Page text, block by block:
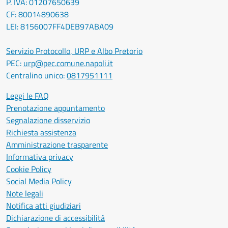
CF: 80014890638
LEI: 8156007FF4DEB97ABA09
Servizio Protocollo, URP e Albo Pretorio
PEC: urp@pec.comune.napoli.it
Centralino unico:0817951111
Leggi le FAQ
Prenotazione appuntamento
Segnalazione disservizio
Richiesta assistenza
Amministrazione trasparente
Informativa privacy
Cookie Policy
Social Media Policy
Note legali
Notifica atti giudiziari
Dichiarazione di accessibilità